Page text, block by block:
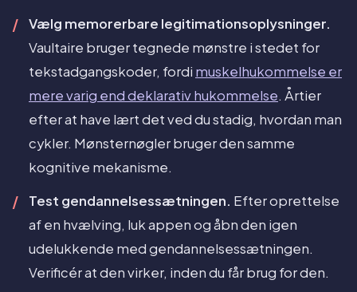
Vælg memorerbare legitimationsoplysninger.
Vaultaire bruger tegnede mønstre i stedet for
tekstadgangskoder, fordi muskelhukommelse er
mere varig end deklarativ hukommelse. Årtier
efter at have lært det ved du stadig, hvordan man
cykler. Mønsternøgler bruger den samme
kognitive mekanisme.
Test gendannelsessætningen. Efter oprettelse
af en hvælving, luk appen og åbn den igen
udelukkende med gendannelsessætningen.
Verificér at den virker, inden du får brug for den.